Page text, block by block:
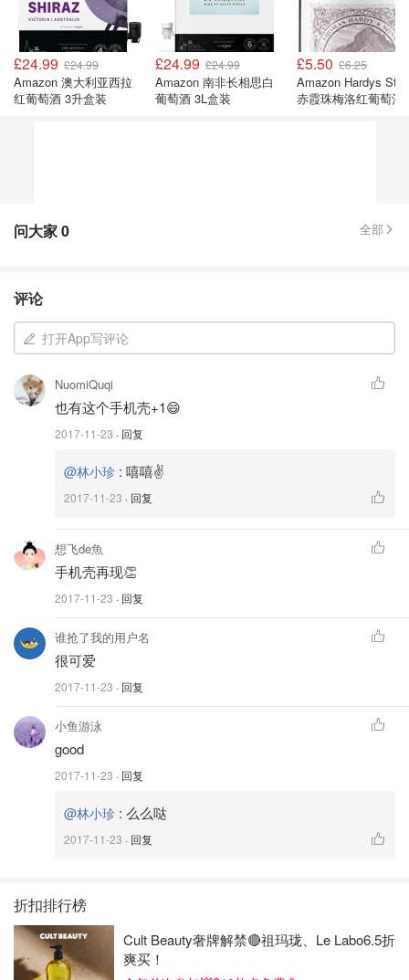
£24.99 £24.99
Amazon 澳大利亚西拉
红葡萄酒 3升盒装
£24.99 £24.99
Amazon 南非长相思白
葡萄酒 3L盒装
£5.50 £6.25
Amazon Hardys
赤霞珠梅洛红葡萄酒
问大家0 全部
评论
打开App写评论
NuomiQuqi
也有这个手机壳+1😄
2017-11-23 · 回复
@林小珍 : 嘻嘻✌️
2017-11-23 · 回复
想飞de魚
手机壳再现👏
2017-11-23 · 回复
谁抢了我的用户名
很可爱
2017-11-23 · 回复
小鱼游泳
good
2017-11-23 · 回复
@林小珍 : 么么哒
2017-11-23 · 回复
折扣排行榜
Cult Beauty奢牌解禁🔴祖玛珑、Le Labo6.5折
爽买！